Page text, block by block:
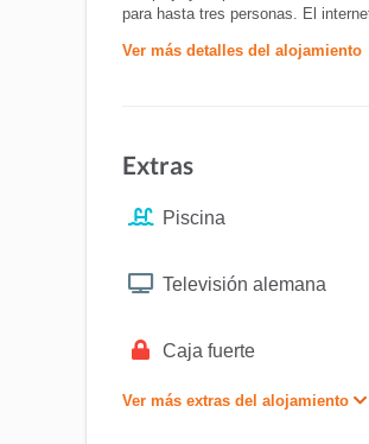
para hasta tres personas. El
Ver más detalles del alojamiento
Extras
Piscina
Televisión alemana
Caja fuerte
Ver más extras del alojamiento